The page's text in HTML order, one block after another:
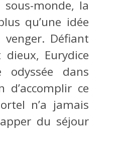
monde, la
qu’une idée
Défiant
Eurydice
odyssée dans
d’accomplir ce
n’a jamais
du séjour